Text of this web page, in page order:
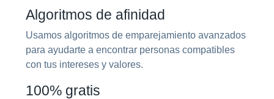
Algoritmos de afinidad
Usamos algoritmos de emparejamiento avanzados
para ayudarte a encontrar personas compatibles
con tus intereses y valores.
100% gratis